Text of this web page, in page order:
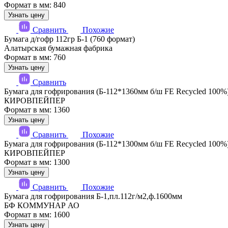
Формат в мм: 840
Узнать цену
Сравнить
Похожие
Бумага д/гофр 112гр Б-1 (760 формат)
Алатырская бумажная фабрика
Формат в мм: 760
Узнать цену
Сравнить
Бумага для гофрирования (Б-112*1360мм б/ш FE Recycled
КИРОВПЕЙПЕР
Формат в мм: 1360
Узнать цену
Сравнить
Похожие
Бумага для гофрирования (Б-112*1300мм б/ш FE Recycled
КИРОВПЕЙПЕР
Формат в мм: 1300
Узнать цену
Сравнить
Похожие
Бумага для гофрирования Б-1,пл.112г/м2,ф.1600мм
БФ КОММУНАР АО
Формат в мм: 1600
Узнать цену